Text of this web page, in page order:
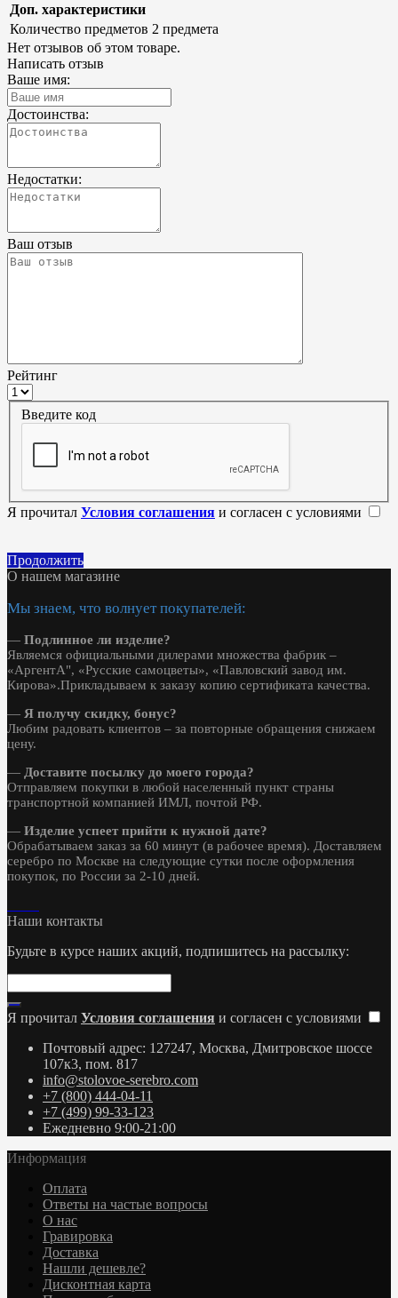
Доп. характеристики
Количество предметов 2 предмета
Нет отзывов об этом товаре.
Написать отзыв
Ваше имя:
Достоинства:
Недостатки:
Ваш отзыв
Рейтинг
Введите код
Я прочитал Условия соглашения и согласен с условиями
Продолжить
О нашем магазине
Мы знаем, что волнует покупателей:
— Подлинное ли изделие?
Являемся официальными дилерами множества фабрик –
«АргентА", «Русские самоцветы», «Павловский завод им.
Кирова».Прикладываем к заказу копию сертификата качества.
— Я получу скидку, бонус?
Любим радовать клиентов – за повторные обращения снижаем
цену.
— Доставите посылку до моего города?
Отправляем покупки в любой населенный пункт страны
транспортной компанией ИМЛ, почтой РФ.
— Изделие успеет прийти к нужной дате?
Обрабатываем заказ за 60 минут (в рабочее время). Доставляем
серебро по Москве на следующие сутки после оформления
покупок, по России за 2-10 дней.
Наши контакты
Будьте в курсе наших акций, подпишитесь на рассылку:
Я прочитал Условия соглашения и согласен с условиями
Почтовый адрес: 127247, Москва, Дмитровское шоссе
107к3, пом. 817
info@stolovoe-serebro.com
+7 (800) 444-04-11
+7 (499) 99-33-123
Ежедневно 9:00-21:00
Информация
Оплата
Ответы на частые вопросы
О нас
Гравировка
Доставка
Нашли дешевле?
Дисконтная карта